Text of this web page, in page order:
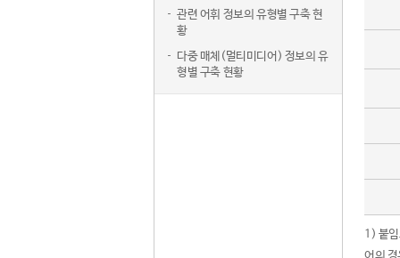
관련 어휘 정보의 유형별 구축 현
황
다중 매체(멀티미디어) 정보의 유
형별 구축 현황
1) 붙